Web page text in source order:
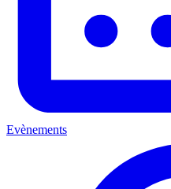
Evènements